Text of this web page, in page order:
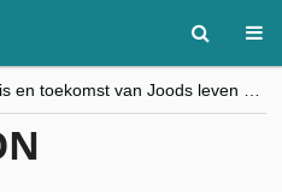
“Besnijdenisdebat toont hoe moeilijk seculiere Westen minderheden begrijpt”, Jinnih Beels (Vooruit)